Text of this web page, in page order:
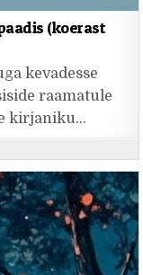
(koerast
kevadesse
raamatule
kirjaniku…